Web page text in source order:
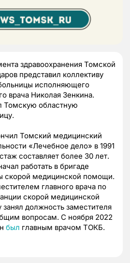
здравоохранения Томской
представил коллективу
исполняющего
врача Николая Зенкина.
Томскую областную
Томский медицинский
«Лечебное дело» в 1991
составляет более 30 лет.
работать в бригаде
скорой медицинской помощи.
главного врача по
скорой медицинской
должность заместителя
вопросам. С ноября 2022
был главным врачом ТОКБ.